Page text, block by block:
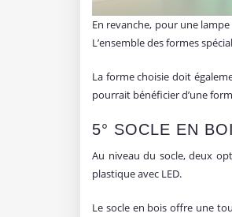
En revanche, pour une
L’ensemble des formes
La forme choisie doit
pourrait bénéficier d’une
5° SOCLE EN
Au niveau du socle, deux
plastique avec LED.
Le socle en bois offre une